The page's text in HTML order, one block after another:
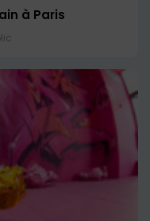
à Paris